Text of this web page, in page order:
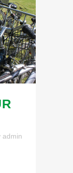
admin